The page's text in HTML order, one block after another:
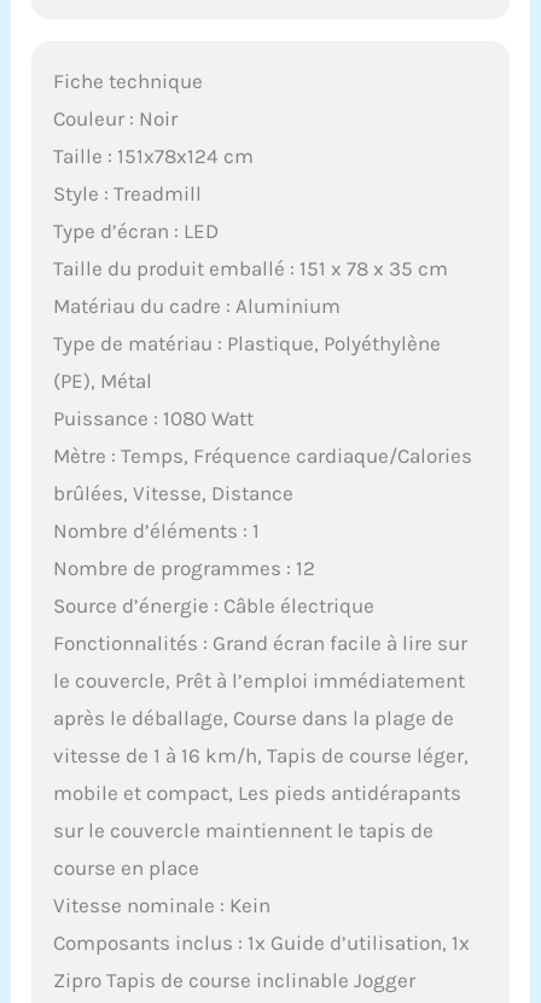
Fiche technique
Couleur : Noir
Taille : 151x78x124 cm
Style : Treadmill
Type d’écran : LED
Taille du produit emballé : 151 x 78 x 35 cm
Matériau du cadre : Aluminium
Type de matériau : Plastique, Polyéthylène
(PE), Métal
Puissance : 1080 Watt
Mètre : Temps, Fréquence cardiaque/Calories
brûlées, Vitesse, Distance
Nombre d’éléments : 1
Nombre de programmes : 12
Source d’énergie : Câble électrique
Fonctionnalités : Grand écran facile à lire sur
le couvercle, Prêt à l’emploi immédiatement
après le déballage, Course dans la plage de
vitesse de 1 à 16 km/h, Tapis de course léger,
mobile et compact, Les pieds antidérapants
sur le couvercle maintiennent le tapis de
course en place
Vitesse nominale : Kein
Composants inclus : 1x Guide d’utilisation, 1x
Zipro Tapis de course inclinable Jogger